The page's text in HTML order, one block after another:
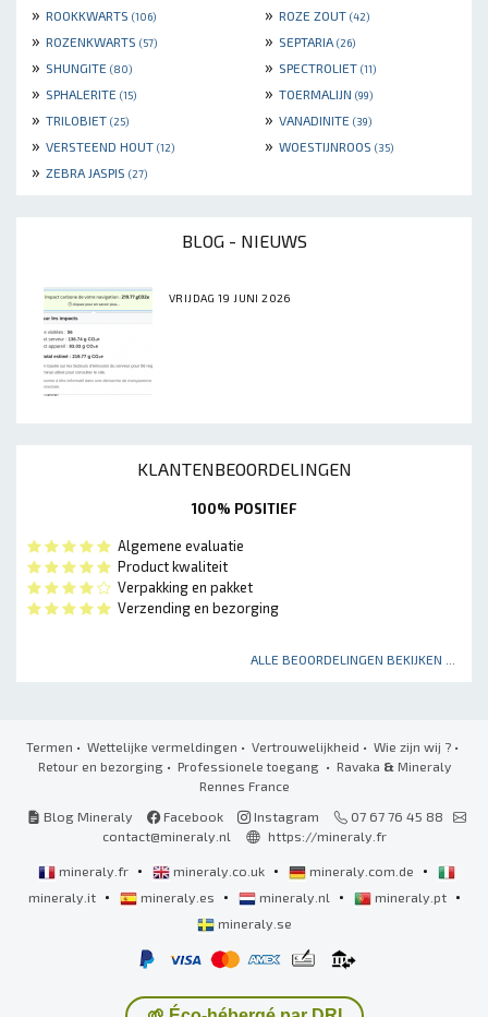
» ROOKKWARTS (106) » ROZE ZOUT (42)
» ROZENKWARTS (57) » SEPTARIA (26)
» SHUNGITE (80) » SPECTROLIET (11)
» SPHALERITE (15) » TOERMALIJN (99)
» TRILOBIET (25) » VANADINITE (39)
» VERSTEEND HOUT (12) » WOESTIJNROOS (35)
» ZEBRA JASPIS (27)
BLOG - NIEUWS
VRIJDAG 19 JUNI 2026
KLANTENBEOORDELINGEN
100% POSITIEF
Algemene evaluatie
Product kwaliteit
Verpakking en pakket
Verzending en bezorging
ALLE BEOORDELINGEN BEKIJKEN ...
Termen • Wettelijke vermeldingen • Vertrouwelijkheid • Wie zijn wij ? •
Retour en bezorging• Professionele toegang • Ravaka & Mineraly
Rennes France
Blog Mineraly
Facebook Instagram
07 67 76 45 88
contact@mineraly.nl
https://mineraly.fr
mineraly.fr • mineraly.co.uk • mineraly.com.de •
mineraly.it • mineraly.es • mineraly.nl • mineraly.pt •
mineraly.se